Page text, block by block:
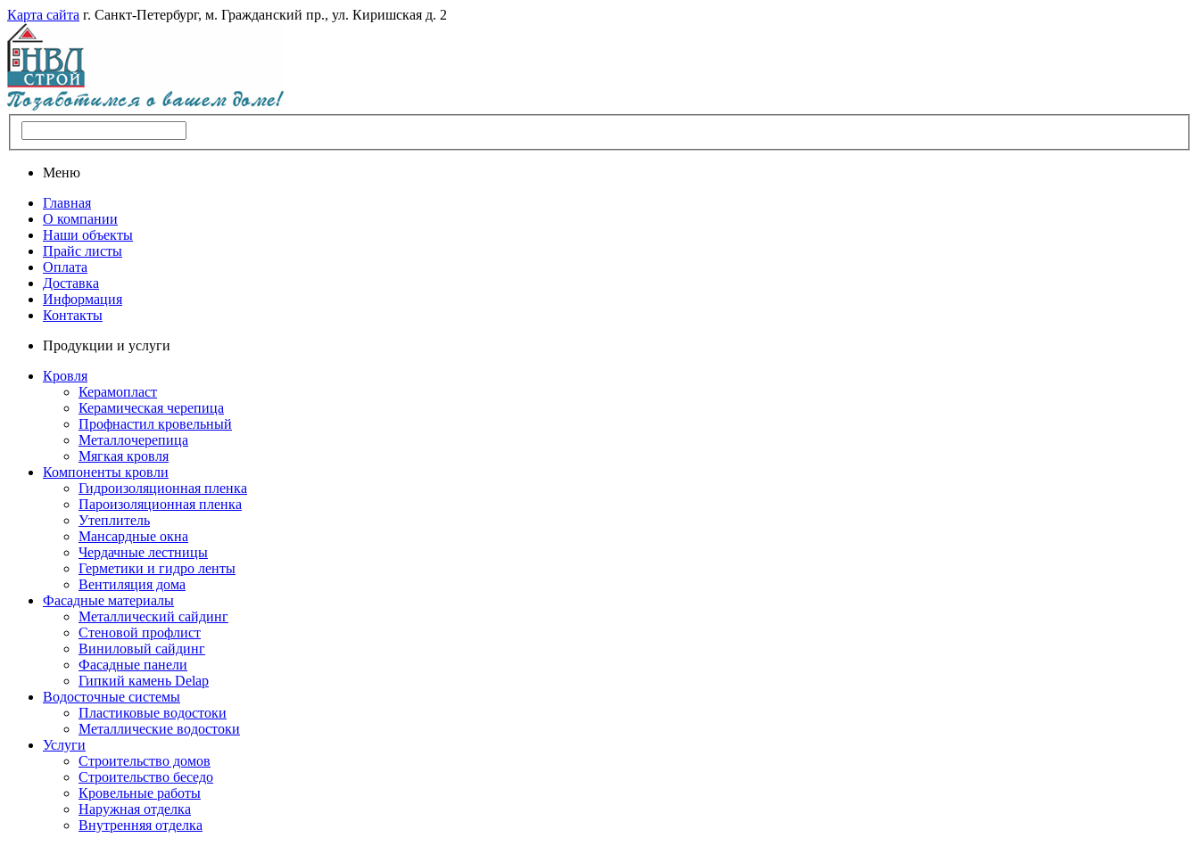
Карта сайта г. Санкт-Петербург, м. Гражданский пр., ул. Киришская д. 2
Меню
Главная
О компании
Наши объекты
Прайс листы
Оплата
Доставка
Информация
Контакты
Продукции и услуги
Кровля
Керамопласт
Керамическая черепица
Профнастил кровельный
Металлочерепица
Мягкая кровля
Компоненты кровли
Гидроизоляционная пленка
Пароизоляционная пленка
Утеплитель
Мансардные окна
Чердачные лестницы
Герметики и гидро ленты
Вентиляция дома
Фасадные материалы
Металлический сайдинг
Стеновой профлист
Виниловый сайдинг
Фасадные панели
Гипкий камень Delap
Водосточные системы
Пластиковые водостоки
Металлические водостоки
Услуги
Строительство домов
Строительство беседо
Кровельные работы
Наружная отделка
Внутренняя отделка